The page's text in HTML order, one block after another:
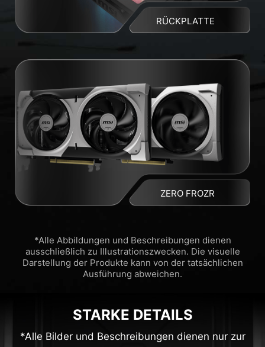
RÜCKPLATTE
ZERO FROZR
*Alle Abbildungen und Beschreibungen dienen
ausschließlich zu Illustrationszwecken. Die visuelle
Darstellung der Produkte kann von der tatsächlichen
Ausführung abweichen.
STARKE DETAILS
*Alle Bilder und Beschreibungen dienen nur zur